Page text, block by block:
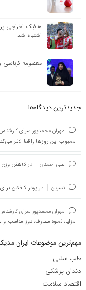
اشتباه شد!
معصومه کرباسی
جدیدترین دیدگاه‌‌ها
مهران محمدپور سرای کارشناس
محبوب این روزها واقعا لاغر
علی احمدی در کاهش وزن
نسرین در پودر کافئین
مهران محمدپور سرای کارشناس
مزایا، نحوه مصرف، دوز مناسب
مهم‌ترین موضوعات ایران
طب سنتی
دندان پزشکی
اقتصاد سلامت